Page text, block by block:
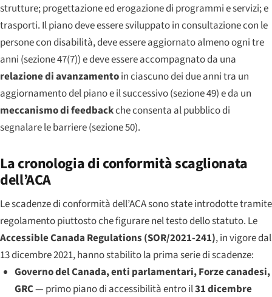
strutture; progettazione ed erogazione di programmi e servizi; e
trasporti. Il piano deve essere sviluppato in consultazione con le
persone con disabilità, deve essere aggiornato almeno ogni tre
anni (sezione 47(7)) e deve essere accompagnato da una
relazione di avanzamentoin ciascuno dei due anni tra un
aggiornamento del piano e il successivo (sezione 49) e da un
meccanismo di feedbackche consenta al pubblico di
segnalare le barriere (sezione 50).
La cronologia di conformità scaglionata
dell’ACA
Le scadenze di conformità dell’ACA sono state introdotte tramite
regolamento piuttosto che figurare nel testo dello statuto. Le
Accessible Canada Regulations (SOR/2021-241), in vigore dal
13 dicembre 2021, hanno stabilito la prima serie di scadenze:
Governo del Canada, enti parlamentari, Forze canadesi,
GRC— primo piano di accessibilità entro il31 dicembre